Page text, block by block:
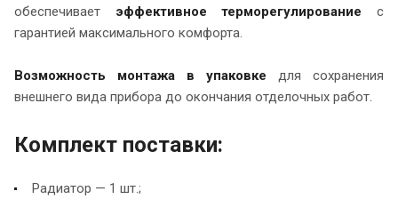
обеспечивает эффективное терморегулирование с
гарантией максимального комфорта.
Возможность монтажа в упаковке для сохранения
внешнего вида прибора до окончания отделочных работ.
Комплект поставки:
Радиатор — 1 шт.;